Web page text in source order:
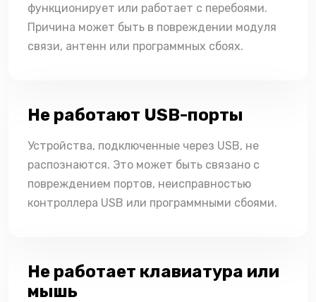
функционирует или работает с перебоями.
Причина может быть в повреждении модуля
связи, антенн или программных сбоях.
Не работают USB-порты
Устройства, подключенные через USB, не
распознаются. Это может быть связано с
повреждением портов, неисправностью
контроллера USB или программными сбоями.
Не работает клавиатура или
мышь